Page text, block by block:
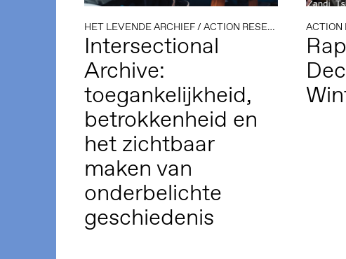
HET LEVENDE ARCHIEF/ ACTION RESEARCH
Intersectional
Archive:
toegankelijkheid,
betrokkenheid en
het zichtbaar
maken van
onderbelichte
geschiedenis
ACTION